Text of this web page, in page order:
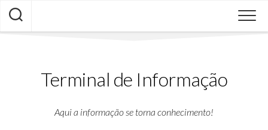
Skip
content
Terminal de Informação
Aqui a informação se torna conhecimento!